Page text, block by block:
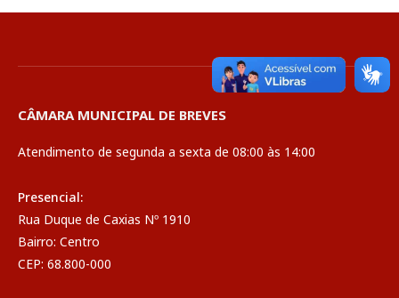
CÂMARA MUNICIPAL DE BREVES
Atendimento de segunda a sexta de 08:00 às 14:00
Presencial:
Rua Duque de Caxias Nº 1910
Bairro: Centro
CEP: 68.800-000